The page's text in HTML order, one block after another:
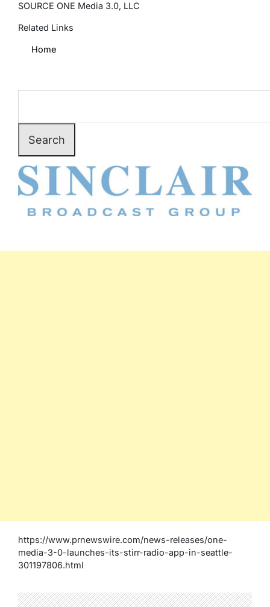
SOURCE ONE Media 3.0, LLC
Related Links
Home
https://www.prnewswire.com/news-releases/one-
media-3-0-launches-its-stirr-radio-app-in-seattle-
301197806.html